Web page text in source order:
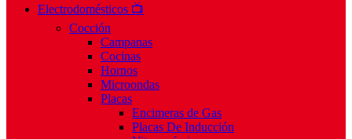
Electrodomésticos 📺
Cocción
Campanas
Cocinas
Hornos
Microondas
Placas
Encimeras de Gas
Placas De Inducción